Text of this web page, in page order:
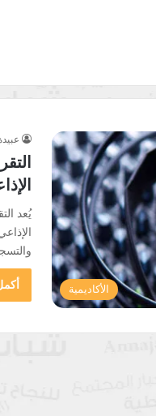
الأكاديمية
يُعد